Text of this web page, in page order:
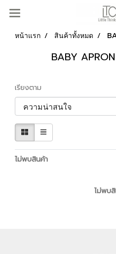
หน้าแรก สินค้าทั้งหมด
BABY
เรียงตาม
ไม่พบสินค้า
ไม่พบ